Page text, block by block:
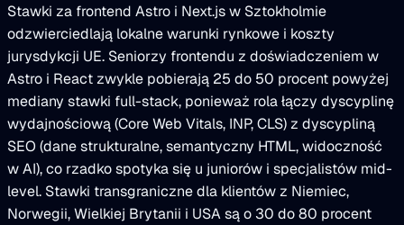
Stawki za frontend Astro i Next.js w Sztokholmie
odzwierciedlają lokalne warunki rynkowe i koszty
jurysdykcji UE. Seniorzy frontendu z doświadczeniem w
Astro i React zwykle pobierają 25 do 50 procent powyżej
mediany stawki full-stack, ponieważ rola łączy dyscyplinę
wydajnościową (Core Web Vitals, INP, CLS) z dyscypliną
SEO (dane strukturalne, semantyczny HTML, widoczność
w AI), co rzadko spotyka się u juniorów i specjalistów mid-
level. Stawki transgraniczne dla klientów z Niemiec,
Norwegii, Wielkiej Brytanii i USA są o 30 do 80 procent